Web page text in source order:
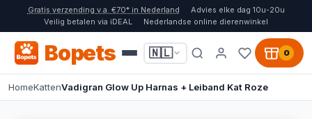
Gratis verzending v.a. €70* in Nederland
Advies elke dag 10u-20u
Veilig betalen via iDEAL
Nederlandse online dierenwinkel
Bopets 🇳🇱 0
HomeKattenVadigran Glow Up Harnas + Leiband Kat Roze